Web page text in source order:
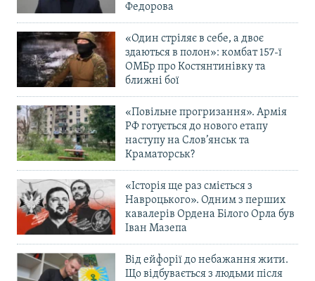
Федорова
«Один стріляє в себе, а двоє
здаються в полон»: комбат 157-ї
ОМБр про Костянтинівку та
ближні бої
«Повільне прогризання». Армія
РФ готується до нового етапу
наступу на Слов’янськ та
Краматорськ?
«Історія ще раз сміється з
Навроцького». Одним з перших
кавалерів Ордена Білого Орла був
Іван Мазепа
Від ейфорії до небажання жити.
Що відбувається з людьми після